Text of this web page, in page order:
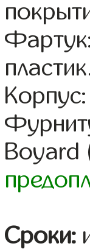
Boyard
Сроки: